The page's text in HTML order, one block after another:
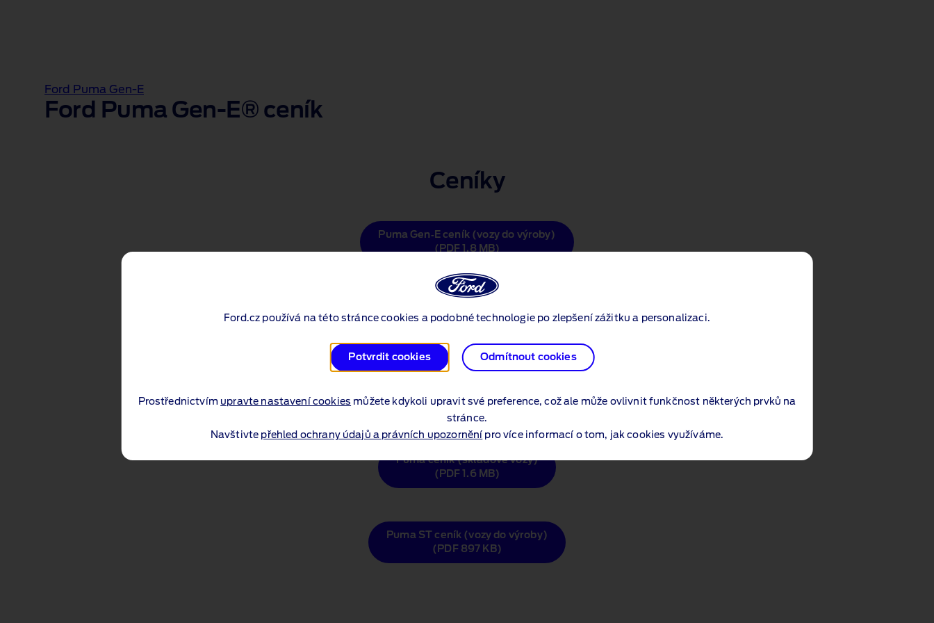
Ford.cz používá na této stránce cookies a podobné technologie po zlepšení zážitku a personalizaci.
Potvrdit cookies Odmítnout cookies
Prostřednictvím upravte nastavení cookies můžete kdykoli upravit své preference, což ale může ovlivnit funkčnost některých prvků na
stránce.
Navštivte přehled ochrany údajů a právních upozornění pro více informací o tom, jak cookies využíváme.
Ford Puma Gen-E
Ford Puma Gen-E® ceník
Ceníky
Puma Gen‑E ceník (vozy do výroby)
(PDF 1.8 MB)
(PDF 1.5 MB)
(PDF 2.2 MB)
Puma ceník (skladové vozy)
(PDF 1.6 MB)
Puma ST ceník (vozy do výroby)
(PDF 897 KB)